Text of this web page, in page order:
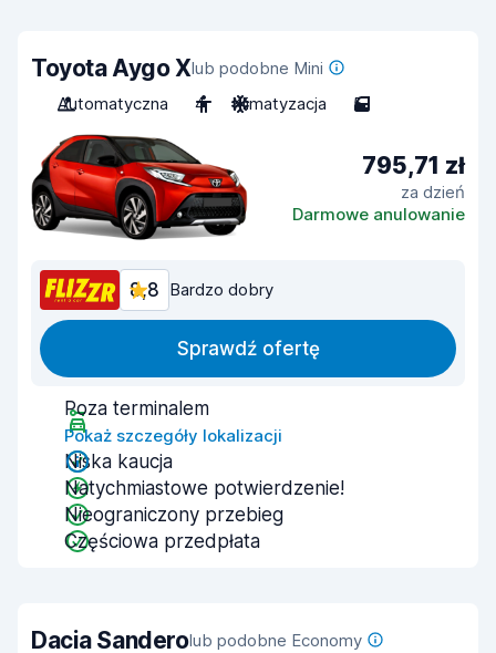
Toyota Aygo Xlub podobne Mini
Automatyczna
4 Klimatyzacja 5
795,71 zł
za dzień
Darmowe anulowanie
8,8 Bardzo dobry
Sprawdź ofertę
Poza terminalem
Pokaż szczegóły lokalizacji
Niska kaucja
Natychmiastowe potwierdzenie!
Nieograniczony przebieg
Częściowa przedpłata
Dacia Sanderolub podobne Economy